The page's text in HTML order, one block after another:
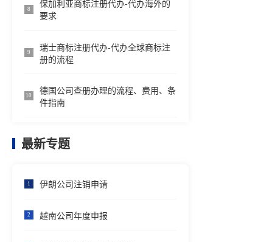
8
保加利亚商标注册代办-代办海外的
要求
9
瑞士商标注册代办-代办全球商标注
册的流程
10
德国公司查册办理的流程、费用、条
件指南
最新专题
1 伊朗公司注销申请
2 越南公司年度申报